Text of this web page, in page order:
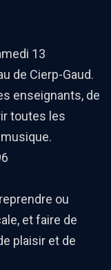
13
de Cierp-Gaud.
enseignants, de
toutes les
ou
et faire de
plaisir et de